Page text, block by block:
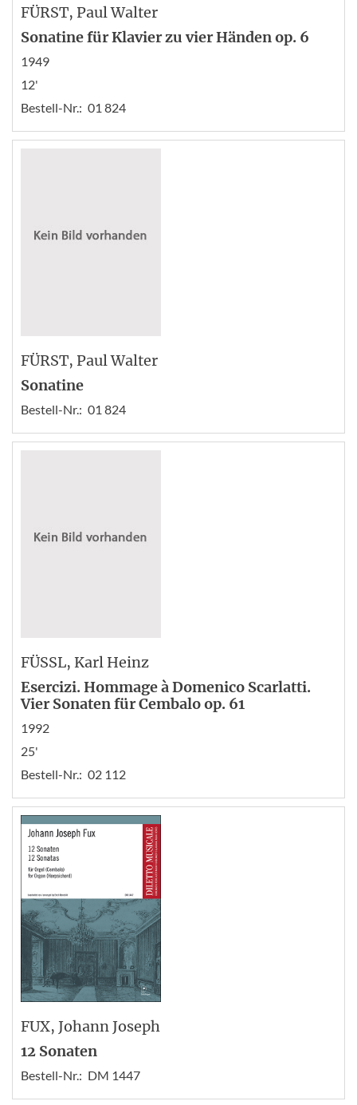
FÜRST, Paul Walter
Sonatine für Klavier zu vier Händen op. 6
1949
12'
Bestell-Nr.: 01 824
FÜRST, Paul Walter
Sonatine
Bestell-Nr.: 01 824
FÜSSL, Karl Heinz
Esercizi. Hommage à Domenico Scarlatti.
Vier Sonaten für Cembalo op. 61
1992
25'
Bestell-Nr.: 02 112
FUX, Johann Joseph
12 Sonaten
Bestell-Nr.: DM 1447